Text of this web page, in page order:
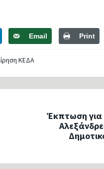
Email Print
ΚΕΔΑ
Έκπτωση για